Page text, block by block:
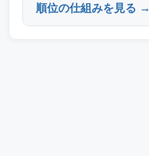
順位の仕組みを見る →